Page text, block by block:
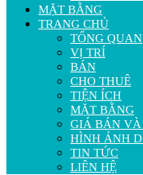
MẶT BẰNG
TRANG CHỦ
TỔNG QUAN
VỊ TRÍ
BÁN
CHO THUÊ
TIỆN ÍCH
MẶT BẰNG
GIÁ BÁN
HÌNH ẢNH
TIN TỨC
LIÊN HỆ